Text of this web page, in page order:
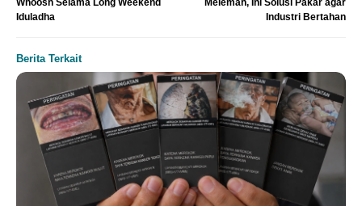
Whoosh Selama Long Weekend
Iduladha
Melemah, Ini Solusi Pakar agar
Industri Bertahan
Berita Terkait